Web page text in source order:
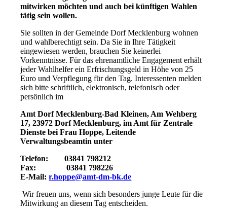
mitwirken möchten und auch bei künftigen Wahlen
tätig sein wollen.
Sie sollten in der Gemeinde Dorf Mecklenburg wohnen
und wahlberechtigt sein. Da Sie in Ihre Tätigkeit
eingewiesen werden, brauchen Sie keinerlei
Vorkenntnisse. Für das ehrenamtliche Engagement erhält
jeder Wahlhelfer ein Erfrischungsgeld in Höhe von 25
Euro und Verpflegung für den Tag. Interessenten melden
sich bitte schriftlich, elektronisch, telefonisch oder
persönlich im
Amt Dorf Mecklenburg-Bad Kleinen, Am Wehberg
17, 23972 Dorf Mecklenburg, im Amt für Zentrale
Dienste bei Frau Hoppe, Leitende
Verwaltungsbeamtin unter
Telefon: 03841 798212
Fax: 03841 798226
E-Mail:r.hoppe@amt-dm-bk.de
Wir freuen uns, wenn sich besonders junge Leute für die
Mitwirkung an diesem Tag entscheiden.